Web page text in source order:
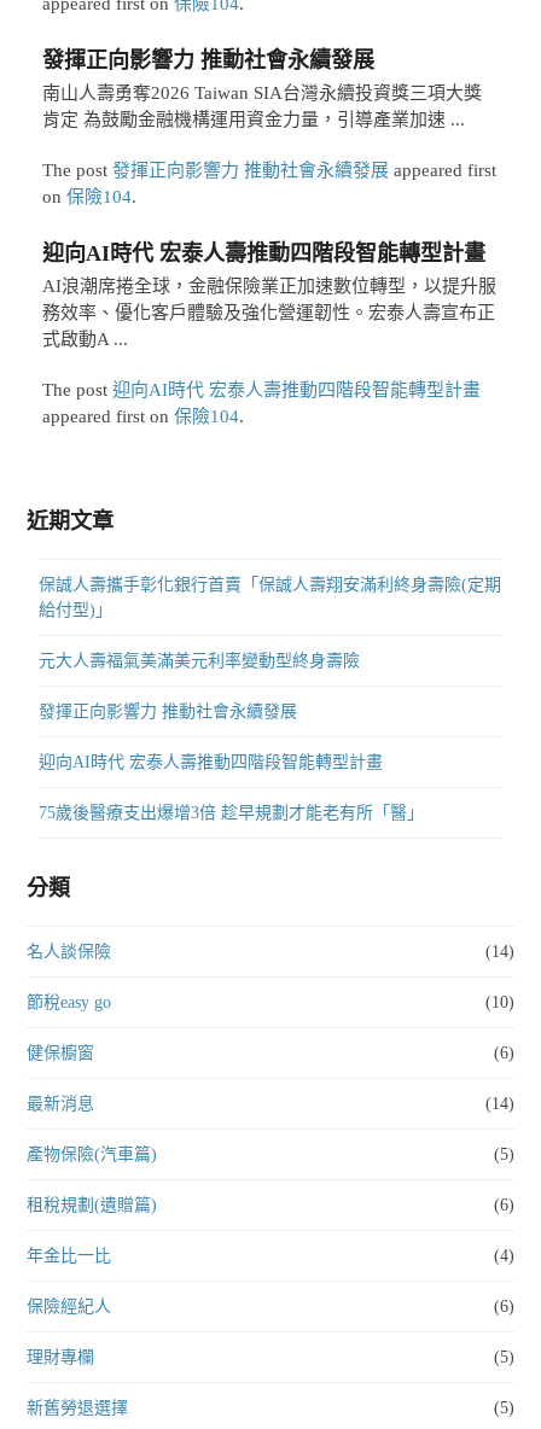
發揮正向影響力 推動社會永續發展
南山人壽勇奪2026 Taiwan SIA台灣永續投資獎三項大獎
肯定 為鼓勵金融機構運用資金力量，引導產業加速 ...
The post 發揮正向影響力 推動社會永續發展appeared first
on 保險104.
迎向AI時代 宏泰人壽推動四階段智能轉型計畫
AI浪潮席捲全球，金融保險業正加速數位轉型，以提升服
務效率、優化客戶體驗及強化營運韌性。宏泰人壽宣布正
式啟動A ...
The post 迎向AI時代 宏泰人壽推動四階段智能轉型計畫
appeared first on 保險104.
近期文章
保誠人壽攜手彰化銀行首賣「保誠人壽翔安滿利終身壽險(定期
給付型)」
元大人壽福氣美滿美元利率變動型終身壽險
發揮正向影響力 推動社會永續發展
迎向AI時代 宏泰人壽推動四階段智能轉型計畫
75歲後醫療支出爆增3倍 趁早規劃才能老有所「醫」
分類
名人談保險 (14)
節稅easy go (10)
健保櫥窗 (6)
最新消息 (14)
產物保險(汽車篇) (5)
租稅規劃(遺贈篇) (6)
年金比一比 (4)
保險經紀人 (6)
理財專欄 (5)
新舊勞退選擇 (5)